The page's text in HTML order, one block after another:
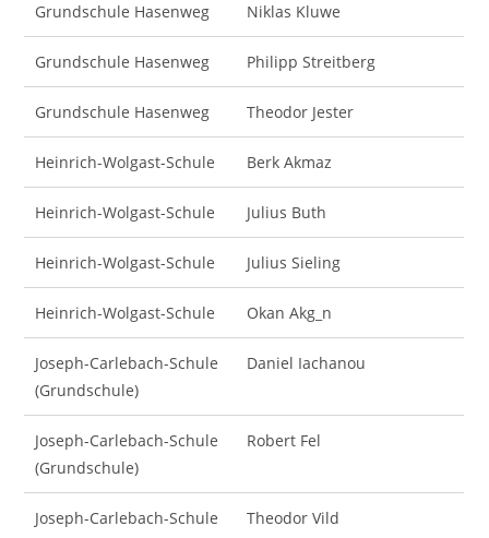
Grundschule Hasenweg Niklas Kluwe
Grundschule Hasenweg Philipp Streitberg
Grundschule Hasenweg Theodor Jester
Heinrich-Wolgast-Schule Berk Akmaz
Heinrich-Wolgast-Schule Julius Buth
Heinrich-Wolgast-Schule Julius Sieling
Heinrich-Wolgast-Schule Okan Akg_n
Joseph-Carlebach-Schule
(Grundschule)
Daniel Iachanou
Joseph-Carlebach-Schule
(Grundschule)
Robert Fel
Joseph-Carlebach-Schule
Theodor Vild